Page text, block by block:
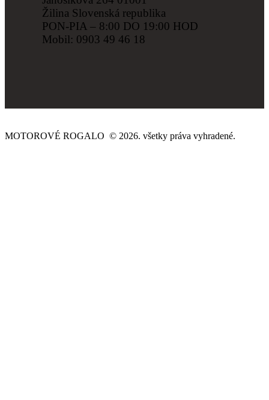
Žilina Slovenská republika
PON-PIA – 8:00 DO 19:00 HOD
Mobil: 0903 49 46 18
MOTOROVÉ ROGALO © 2026. všetky práva vyhradené.